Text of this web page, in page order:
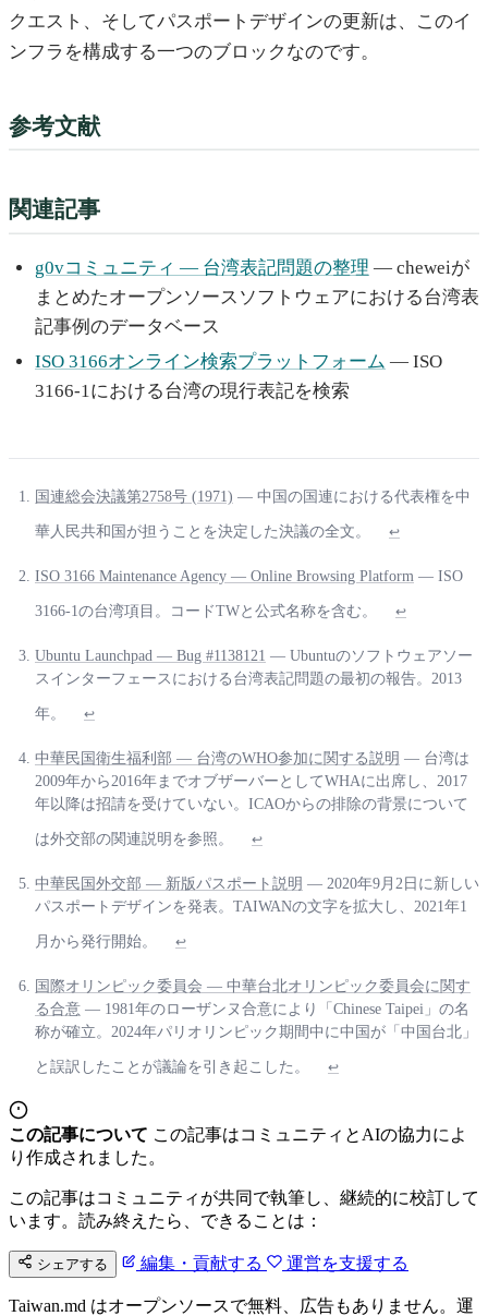
クエスト、そしてパスポートデザインの更新は、このイ
ンフラを構成する一つのブロックなのです。
参考文献
関連記事
g0vコミュニティ — 台湾表記問題の整理 — cheweiが
まとめたオープンソースソフトウェアにおける台湾表
記事例のデータベース
ISO 3166オンライン検索プラットフォーム — ISO
3166-1における台湾の現行表記を検索
国連総会決議第2758号 (1971) — 中国の国連における代表権を中
華人民共和国が担うことを決定した決議の全文。 ↩
ISO 3166 Maintenance Agency — Online Browsing Platform — ISO
3166-1の台湾項目。コードTWと公式名称を含む。 ↩
Ubuntu Launchpad — Bug #1138121 — Ubuntuのソフトウェアソー
スインターフェースにおける台湾表記問題の最初の報告。2013
年。 ↩
中華民国衛生福利部 — 台湾のWHO参加に関する説明 — 台湾は
2009年から2016年までオブザーバーとしてWHAに出席し、2017
年以降は招請を受けていない。ICAOからの排除の背景について
は外交部の関連説明を参照。 ↩
中華民国外交部 — 新版パスポート説明 — 2020年9月2日に新しい
パスポートデザインを発表。TAIWANの文字を拡大し、2021年1
月から発行開始。 ↩
国際オリンピック委員会 — 中華台北オリンピック委員会に関す
る合意 — 1981年のローザンヌ合意により「Chinese Taipei」の名
称が確立。2024年パリオリンピック期間中に中国が「中国台北」
と誤訳したことが議論を引き起こした。 ↩
この記事について この記事はコミュニティとAIの協力によ
り作成されました。
この記事はコミュニティが共同で執筆し、継続的に校訂して
います。読み終えたら、できることは：
シェアする 編集・貢献する 運営を支援する
Taiwan.md はオープンソースで無料、広告もありません。運